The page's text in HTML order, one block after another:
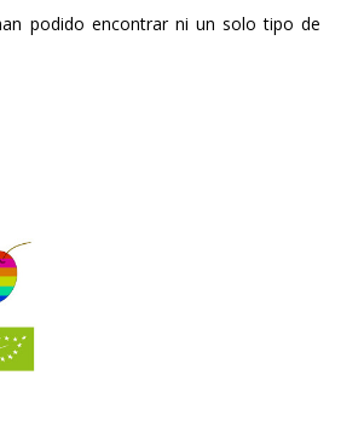
podido encontrar ni un solo tipo de